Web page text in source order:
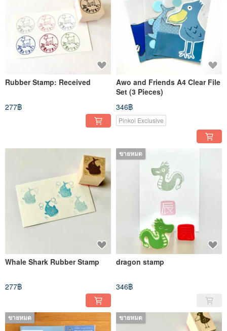
Rubber Stamp: Received
277฿
Awo and Friends A4 Clear File
Set (3 Pieces)
346฿
Pinkoi Exclusive
Whale Shark Rubber Stamp
277฿
ขายหมด
dragon stamp
346฿
ขายหมด ขายหมด